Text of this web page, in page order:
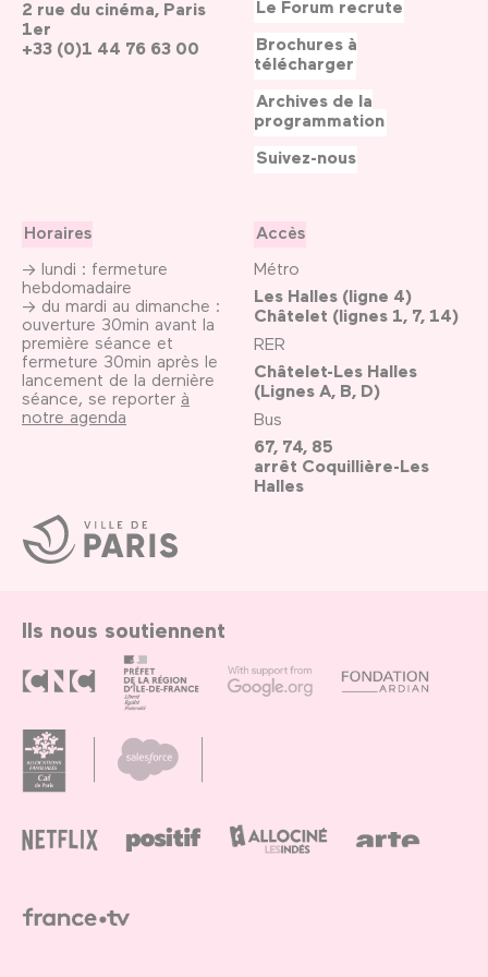
Ville
de
Paris
2 rue du cinéma, Paris
1er
+33 (0)1 44 76 63 00
Horaires
→ lundi : fermeture
hebdomadaire
→ du mardi au dimanche :
ouverture 30min avant la
première séance et
fermeture 30min après le
lancement de la dernière
séance, se reporter à
notre agenda
Accès
Métro
Les Halles (ligne 4)
Châtelet (lignes 1, 7, 14)
RER
Châtelet-Les Halles
(Lignes A, B, D)
Bus
67, 74, 85
arrêt Coquillière-Les
Halles
Le Forum recrute
Brochures à
télécharger
Archives de la
programmation
Suivez-nous
Ils nous soutiennent